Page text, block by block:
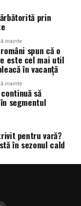
prin
inainte
spun că o
este cel mai util
în vacanță
inainte
continuă să
segmentul
pentru vară?
în sezonul cald